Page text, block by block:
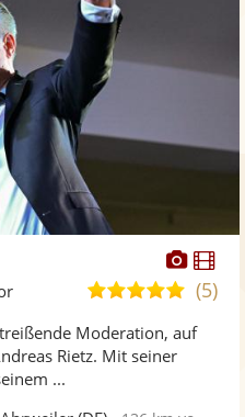
Fotos
5,0
5
(5)
Moderation, auf
Rietz. Mit seiner
...